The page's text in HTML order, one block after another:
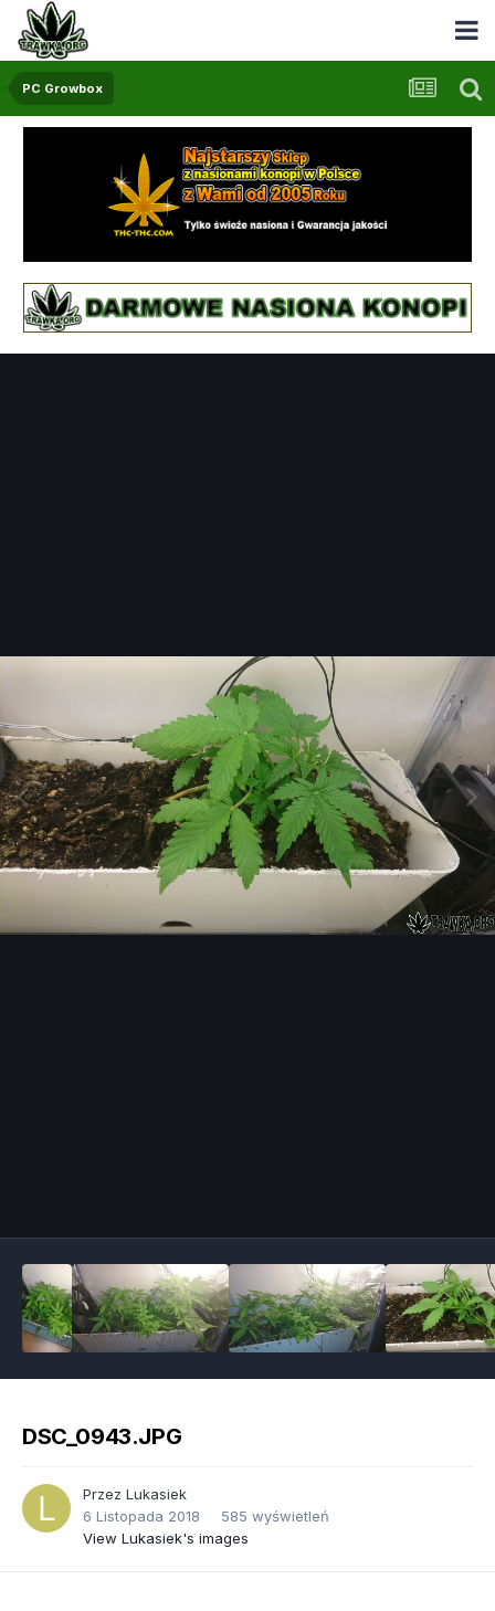
PC Growbox
DSC_0943.JPG
Przez Lukasiek
6 Listopada 2018
585 wyświetleń
View Lukasiek's images